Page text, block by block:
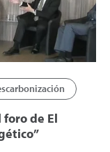
de El